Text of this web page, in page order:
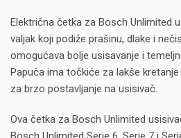
Električna četka za Bosch Unlimited
valjak koji podiže prašinu, dlake i
omogućava bolje usisavanje i
Papuča ima točkiće za lakše
za brzo postavljanje na usisivač.
Ova četka za Bosch Unlimited